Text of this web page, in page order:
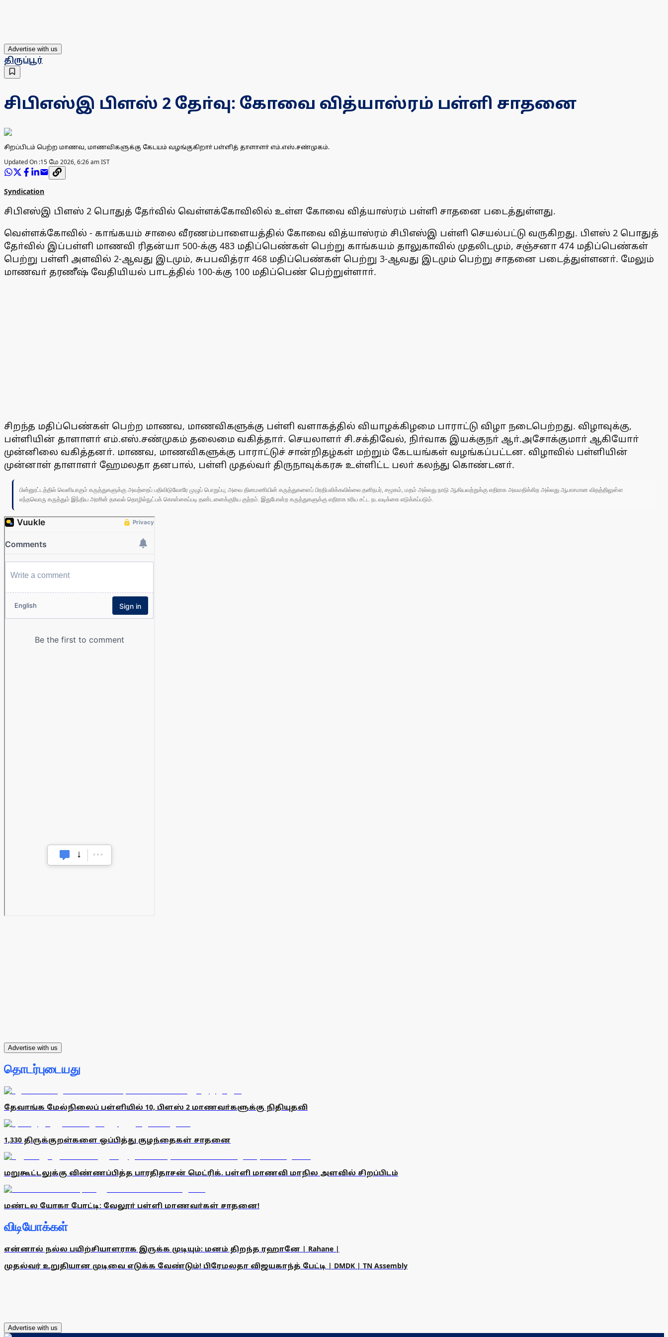
Advertise with us
திருப்பூர்
சிபிஎஸ்இ பிளஸ் 2 தோ்வு: கோவை வித்யாஸ்ரம் பள்ளி சாதனை
சிறப்பிடம் பெற்ற மாணவ, மாணவிகளுக்கு கேடயம் வழங்குகிறாா் பள்ளித் தாளாளா் எம்.எஸ்.சண்முகம்.
Updated On :15 மே 2026, 6:26 am IST
Syndication
சிபிஎஸ்இ பிளஸ் 2 பொதுத் தோ்வில் வெள்ளக்கோவிலில் உள்ள கோவை வித்யாஸ்ரம் பள்ளி சாதனை படைத்துள்ளது.
வெள்ளக்கோவில் - காங்கயம் சாலை வீரணம்பாளையத்தில் கோவை வித்யாஸ்ரம் சிபிஎஸ்இ பள்ளி செயல்பட்டு வருகிறது. பிளஸ் 2 பொதுத்
தோ்வில் இப்பள்ளி மாணவி ரிதன்யா 500-க்கு 483 மதிப்பெண்கள் பெற்று காங்கயம் தாலுகாவில் முதலிடமும், சஞ்சனா 474 மதிப்பெண்கள்
பெற்று பள்ளி அளவில் 2-ஆவது இடமும், சுபபவித்ரா 468 மதிப்பெண்கள் பெற்று 3-ஆவது இடமும் பெற்று சாதனை படைத்துள்ளனா். மேலும்
மாணவா் தரணீஷ் வேதியியல் பாடத்தில் 100-க்கு 100 மதிப்பெண் பெற்றுள்ளாா்.
சிறந்த மதிப்பெண்கள் பெற்ற மாணவ, மாணவிகளுக்கு பள்ளி வளாகத்தில் வியாழக்கிழமை பாராட்டு விழா நடைபெற்றது. விழாவுக்கு,
பள்ளியின் தாளாளா் எம்.எஸ்.சண்முகம் தலைமை வகித்தாா். செயலாளா் சி.சக்திவேல், நிா்வாக இயக்குநா் ஆா்.அசோக்குமாா் ஆகியோா்
முன்னிலை வகித்தனா். மாணவ, மாணவிகளுக்கு பாராட்டுச் சான்றிதழ்கள் மற்றும் கேடயங்கள் வழங்கப்பட்டன. விழாவில் பள்ளியின்
முன்னாள் தாளாளா் ஹேமலதா தனபால், பள்ளி முதல்வா் திருநாவுக்கரசு உள்ளிட்ட பலா் கலந்து கொண்டனா்.
பின்னூட்டத்தில் வெளியாகும் கருத்துகளுக்கு அவற்றைப் பதிவிடுவோரே முழுப் பொறுப்பு; அவை தினமணியின் கருத்துகளைப் பிரதிபலிக்கவில்லை.தனிநபர், சமூகம், மதம் அல்லது நாடு ஆகியவற்றுக்கு எதிராக அவமதிக்கிற அல்லது ஆபாசமான விதத்திலுள்ள
எந்தவொரு கருத்தும் இந்திய அரசின் தகவல் தொழில்நுட்பக் கொள்கைப்படி தண்டனைக்குரிய குற்றம். இதுபோன்ற கருத்துகளுக்கு எதிராக உரிய சட்ட நடவடிக்கை எடுக்கப்படும்.
Advertise with us
தொடர்புடையது
தேவாங்க மேல்நிலைப் பள்ளியில் 10, பிளஸ் 2 மாணவா்களுக்கு நிதியுதவி
1,330 திருக்குறள்களை ஒப்பித்து குழந்தைகள் சாதனை
மறுகூட்டலுக்கு விண்ணப்பித்த பாரதிதாசன் மெட்ரிக். பள்ளி மாணவி மாநில அளவில் சிறப்பிடம்
மண்டல யோகா போட்டி: வேலூா் பள்ளி மாணவா்கள் சாதனை!
விடியோக்கள்
என்னால் நல்ல பயிற்சியாளராக இருக்க முடியும்: மனம் திறந்த ரஹானே | Rahane |
முதல்வர் உறுதியான முடிவை எடுக்க வேண்டும்! பிரேமலதா விஜயகாந்த் பேட்டி | DMDK | TN Assembly
Advertise with us